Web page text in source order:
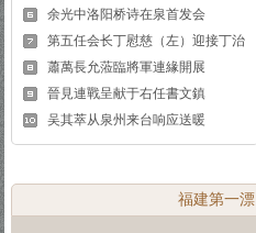
余光中洛阳桥诗在泉首发会
第五任会长丁慰慈（左）迎接丁治
蕭萬長允蒞臨將軍連緣開展
晉見連戰呈献于右任書文鎮
吴其萃从泉州来台响应送暖
福建第一漂